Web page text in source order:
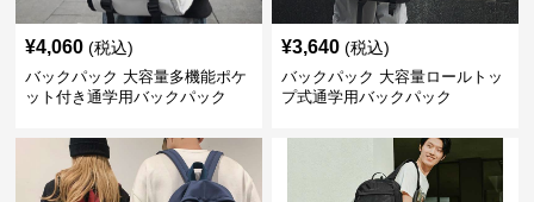
¥4,060 (税込)
バックパック 大容量多機能ポケ
ット付き通学用バックパック
¥3,640 (税込)
バックパック 大容量ロールトッ
プ式通学用バックパック